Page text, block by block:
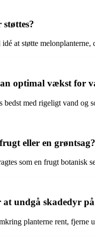
at støtte
optimal vækst for
bedst med rigeligt vand og
eller en grøntsag?
som en frugt botanisk
undgå skadedyr
planterne rent, fjerne